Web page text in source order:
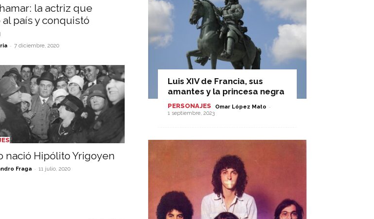
la actriz que
país y conquistó
- 7 diciembre, 2020
nació Hipólito Yrigoyen
Fraga - 11 julio, 2020
Luis XIV de Francia, sus
amantes y la princesa negra
PERSONAJES Omar López Mato -
1 septiembre, 2023